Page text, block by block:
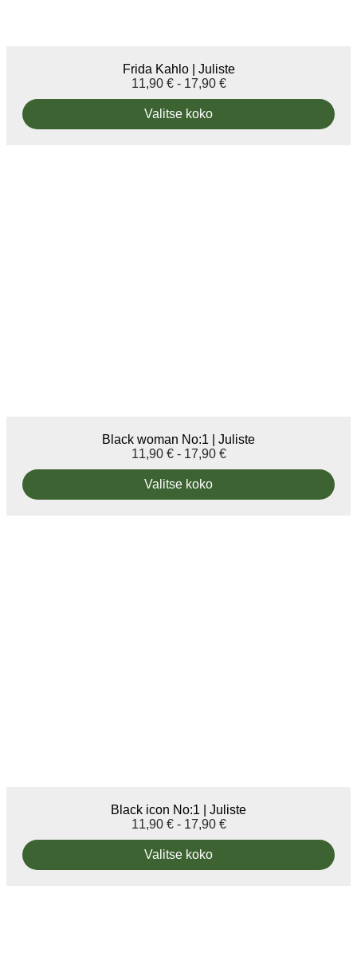
Frida Kahlo | Juliste
11,90 € - 17,90 €
Valitse koko
Black woman No:1 | Juliste
11,90 € - 17,90 €
Valitse koko
Black icon No:1 | Juliste
11,90 € - 17,90 €
Valitse koko